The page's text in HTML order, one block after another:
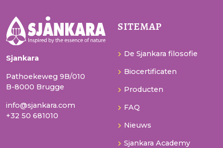
Sjankara
Pathoekeweg 9B/010
B-8000 Brugge
info@sjankara.com
+32 50 681010
sitemap
De Sjankara filosofie
Biocertificaten
Producten
FAQ
Nieuws
Sjankara Academy